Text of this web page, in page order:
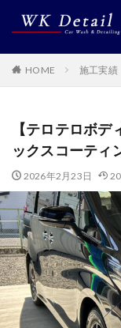
HOME 施工実績
【テロテロボ
ックスコーティ
2026年2月23日